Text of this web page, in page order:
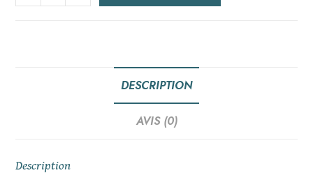
DESCRIPTION
AVIS (0)
Description